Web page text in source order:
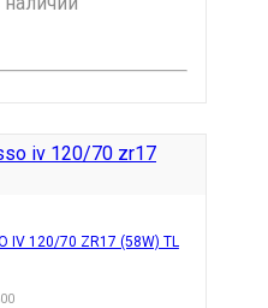
IV 120/70 ZR17 (58W) TL